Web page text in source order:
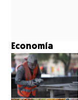
Economía